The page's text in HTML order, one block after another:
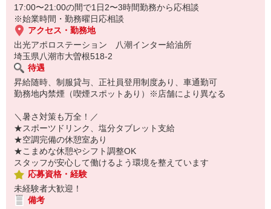
挨拶。
この3ステップだけだから、未経験者さんも安心ですよ。
＜入社後はあなたのペースでレクチャー！＞
まずはしっかり挨拶をするところから始めましょう！
先輩がそばについているから心配無用◎
分からないことがあればスグに質問できる環境が整っています。
積極的に聞いて、少しずつ他の業務を学んでいってください。
「給油をしたことがない」「車について何もわからない」
興味があればぜひチャレンジを！
17:00〜21:00の間で1日2〜3時間勤務から応相談
※始業時間・勤務曜日応相談
アクセス・勤務地
出光アポロステーション 八潮インター給油所
埼玉県八潮市大曽根518-2
待遇
昇給随時、制服貸与、正社員登用制度あり、車通勤可
勤務地内禁煙（喫煙スポットあり）※店舗により異なる
＼暑さ対策も万全！／
★スポーツドリンク、塩分タブレット支給
★空調完備の休憩室あり
★こまめな休憩やシフト調整OK
スタッフが安心して働けるよう環境を整えています
応募資格・経験
未経験者大歓迎！
備考